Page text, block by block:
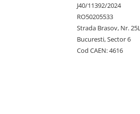
J40/11392/2024
RO50205533
Strada Brasov, Nr.
Bucuresti, Sector 6
Cod CAEN: 4616